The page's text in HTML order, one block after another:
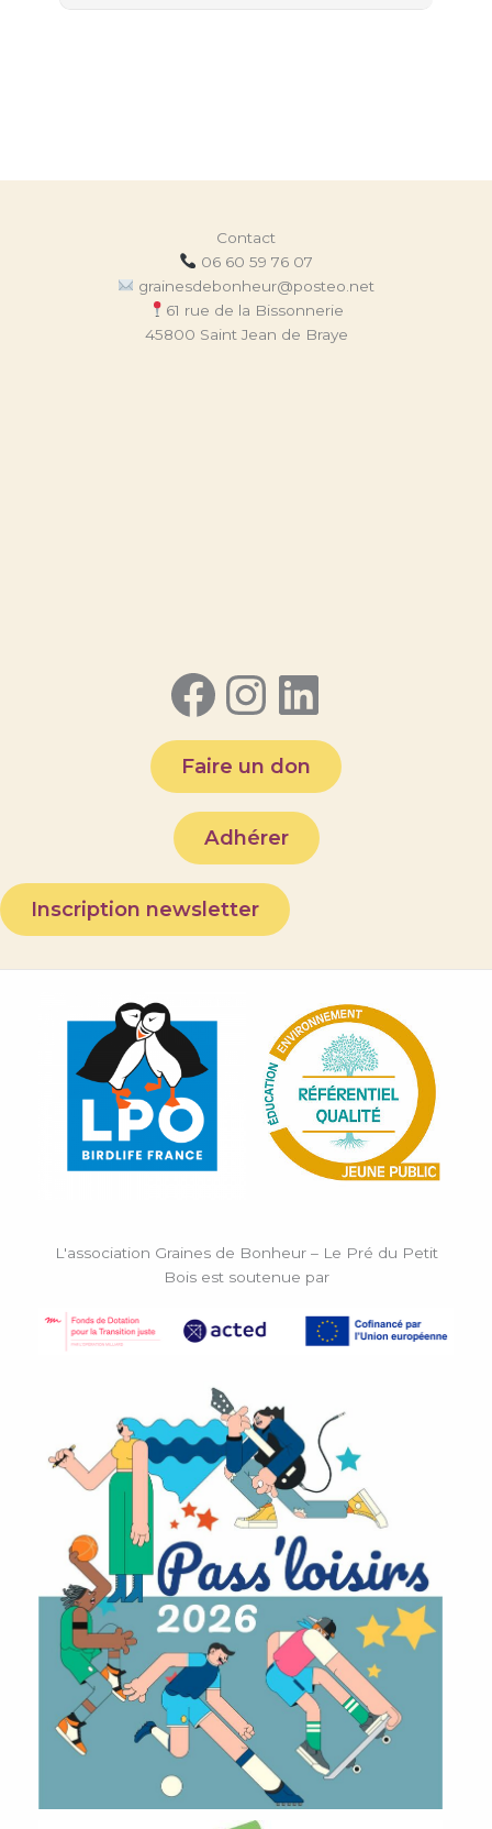
Contact
06 60 59 76 07
grainesdebonheur@posteo.net
61 rue de la Bissonnerie
45800 Saint Jean de Braye
Facebook
Instagram
Faire un don
Adhérer
Inscription newsletter
L'association Graines de Bonheur – Le Pré du Petit
Bois est soutenue par